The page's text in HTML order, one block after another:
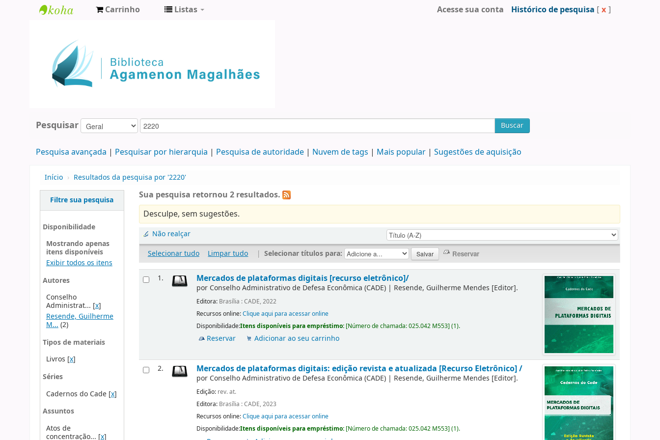
Agamenon
Magalhães
Carrinho Listas Acesse sua conta Histórico de pesquisa [ x ]
Pesquisar Buscar
Pesquisa avançada Pesquisar por hierarquia Pesquisa de autoridade Nuvem de tags Mais popular Sugestões de aquisição
Início › Resultados da pesquisa por '2220'
Filtre sua pesquisa
Disponibilidade
Mostrando apenas
itens disponíveis
Exibir todos os itens
Autores
Conselho
Administrat... [x]
Resende, Guilherme
M... (2)
Tipos de materiais
Livros [x]
Séries
Cadernos do Cade[x]
Assuntos
Atos de
concentração... [x]
Sua pesquisa retornou 2 resultados.
Desculpe, sem sugestões.
Não realçar
Selecionar tudo
Limpar tudo | Selecionar títulos para:
1. Mercados de plataformas digitais [recurso eletrônico]/
por Conselho Administrativo de Defesa Econômica (CADE) | Resende, Guilherme Mendes [Editor].
Editora: Brasília : CADE, 2022
Recursos online:Clique aqui para acessar online
Disponibilidade:Itens disponíveis para empréstimo: [Número de chamada:025.042 M553](1).
Reservar Adicionar ao seu carrinho
2. Mercados de plataformas digitais: edição revista e atualizada [Recurso Eletrônico] /
por Conselho Administrativo de Defesa Econômica (CADE) | Resende, Guilherme Mendes [Editor].
Edição: rev. at.
Editora: Brasília : CADE, 2023
Recursos online:Clique aqui para acessar online
Disponibilidade:Itens disponíveis para empréstimo: [Número de chamada:025.042 M553](1).